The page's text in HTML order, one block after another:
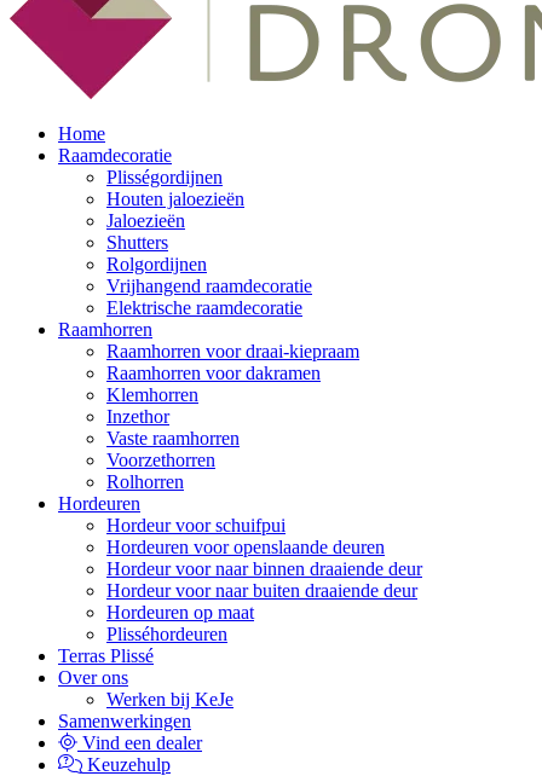
Home
Raamdecoratie
Plisségordijnen
Houten jaloezieën
Jaloezieën
Shutters
Rolgordijnen
Vrijhangend raamdecoratie
Elektrische raamdecoratie
Raamhorren
Raamhorren voor draai-kiepraam
Raamhorren voor dakramen
Klemhorren
Inzethor
Vaste raamhorren
Voorzethorren
Rolhorren
Hordeuren
Hordeur voor schuifpui
Hordeuren voor openslaande deuren
Hordeur voor naar binnen draaiende deur
Hordeur voor naar buiten draaiende deur
Hordeuren op maat
Plisséhordeuren
Terras Plissé
Over ons
Werken bij KeJe
Samenwerkingen
Vind een dealer
Keuzehulp